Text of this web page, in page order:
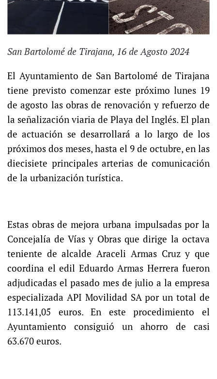
San Bartolomé de Tirajana, 16 de Agosto 2024
El Ayuntamiento de San Bartolomé de Tirajana
tiene previsto comenzar este próximo lunes 19
de agosto las obras de renovación y refuerzo de
la señalización viaria de Playa del Inglés. El plan
de actuación se desarrollará a lo largo de los
próximos dos meses, hasta el 9 de octubre, en las
diecisiete principales arterias de comunicación
de la urbanización turística.
Estas obras de mejora urbana impulsadas por la
Concejalía de Vías y Obras que dirige la octava
teniente de alcalde Araceli Armas Cruz y que
coordina el edil Eduardo Armas Herrera fueron
adjudicadas el pasado mes de julio a la empresa
especializada API Movilidad SA por un total de
113.141,05 euros. En este procedimiento el
Ayuntamiento consiguió un ahorro de casi
63.670 euros.